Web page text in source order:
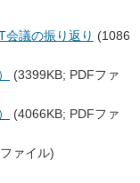
議の振り返り (1086
(3399KB; PDFファ
(4066KB; PDFファ
ァイル)